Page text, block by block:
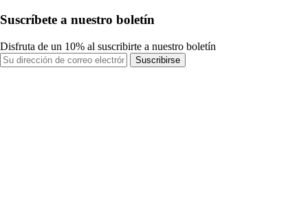
Suscríbete a nuestro boletín
Disfruta de un 10% al suscribirte a nuestro boletín
Suscribirse